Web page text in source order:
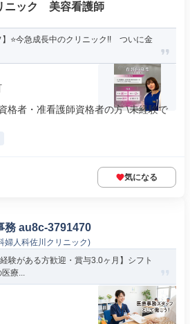
ニック 美容看護師
】⭐今急成長中のクリニック!! ついに金
格者・准看護師資格者の方 \未経験で
気になる
務 au8c-3791470
婦人科佐川クリニック)
験がある方歓迎・賞与3.0ヶ月】シフト
療...